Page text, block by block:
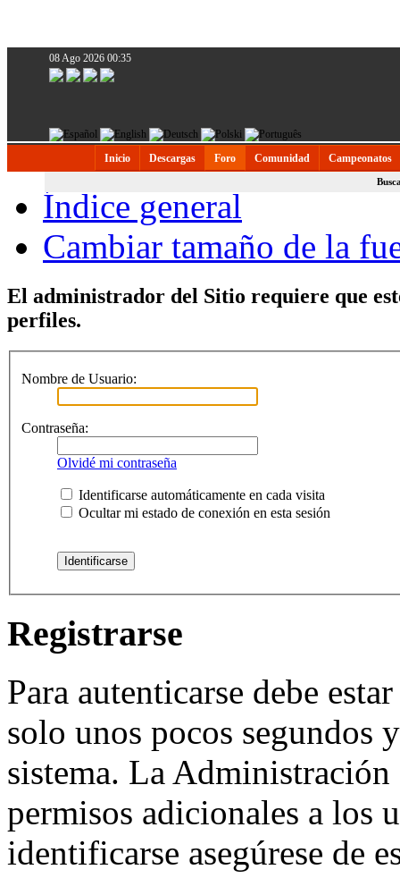
08 Ago 2026 00:35
Inicio Descargas Foro Comunidad Campeonatos
Índice general
Cambiar tamaño de la
El administrador del Sitio requiere que
perfiles.
Nombre de Usuario:
Contraseña:
Olvidé mi contraseña
Identificarse automáticamente en cada visita
Ocultar mi estado de conexión en esta sesión
Registrarse
Para autenticarse debe
solo unos pocos segundos
sistema. La
permisos adicionales a los
identificarse asegúrese de